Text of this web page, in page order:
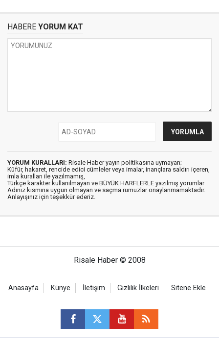
HABERE YORUM KAT
YORUM KURALLARI: Risale Haber yayın politikasına uymayan;
Küfür, hakaret, rencide edici cümleler veya imalar, inançlara saldırı içeren,
imla kuralları ile yazılmamış,
Türkçe karakter kullanılmayan ve BÜYÜK HARFLERLE yazılmış yorumlar
Adınız kısmına uygun olmayan ve saçma rumuzlar onaylanmamaktadır.
Anlayışınız için teşekkür ederiz.
Risale Haber © 2008
Anasayfa Künye İletişim Gizlilik İlkeleri Sitene Ekle